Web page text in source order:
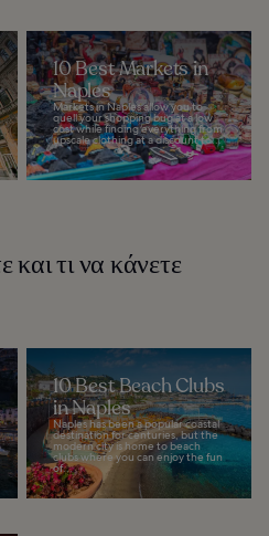
10 Best Markets in
Naples
Markets in Naples allow you to
quell your shopping bug at a low
cost while finding everything from
upscale clothing at a discount to...
τι να κάνετε
10 Best Beach Clubs
in Naples
Naples has been a popular coastal
destination for centuries, but the
modern city is home to beach
clubs where you can enjoy the fun
of...